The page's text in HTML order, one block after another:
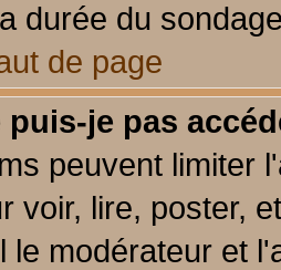
durée du
de page
je pas
peuvent limiter
voir, lire, poster,
le modérateur et